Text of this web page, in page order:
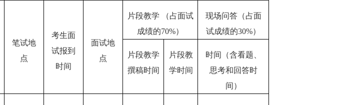
笔试地
点
考生面
试报到
时间
面试地
点
片段教学 （占面试
成绩的70%）
现场问答（占面
试成绩的30%）
片段教学
撰稿时间
片段教
学时间
时间（含看题、
思考和回答时
间）